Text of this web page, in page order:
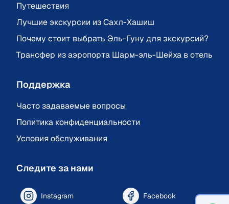
Путешествия
Лучшие экскурсии из Сахл-Хашиш
Почему стоит выбрать Эль-Гуну для экскурсий?
Трансфер из аэропорта Шарм-эль-Шейха в отель
Поддержка
Часто задаваемые вопросы
Политика конфиденциальности
Условия обслуживания
Следите за нами
Instagram Facebook